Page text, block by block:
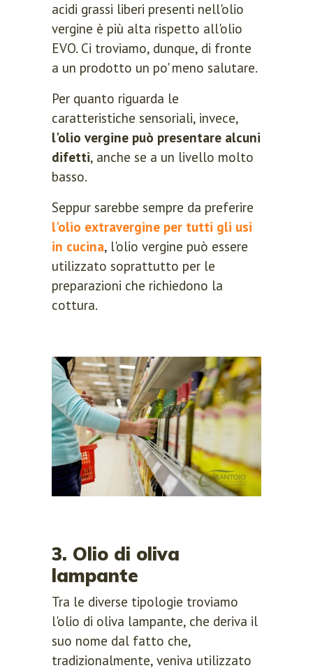
acidi grassi liberi presenti nell'olio
vergine è più alta rispetto all'olio
EVO. Ci troviamo, dunque, di fronte
a un prodotto un po' meno salutare.
Per quanto riguarda le
caratteristiche sensoriali, invece,
l'olio vergine può presentare alcuni
difetti, anche se a un livello molto
basso.
Seppur sarebbe sempre da preferire
l'olio extravergine per tutti gli usi
in cucina, l'olio vergine può essere
utilizzato soprattutto per le
preparazioni che richiedono la
cottura.
3. Olio di oliva
lampante
Tra le diverse tipologie troviamo
l'olio di oliva lampante, che deriva il
suo nome dal fatto che,
tradizionalmente, veniva utilizzato